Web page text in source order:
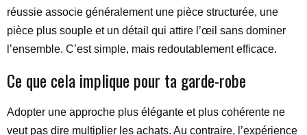
réussie associe généralement une pièce structurée, une
pièce plus souple et un détail qui attire l’œil sans dominer
l’ensemble. C’est simple, mais redoutablement efficace.
Ce que cela implique pour ta garde-robe
Adopter une approche plus élégante et plus cohérente ne
veut pas dire multiplier les achats. Au contraire, l’expérience